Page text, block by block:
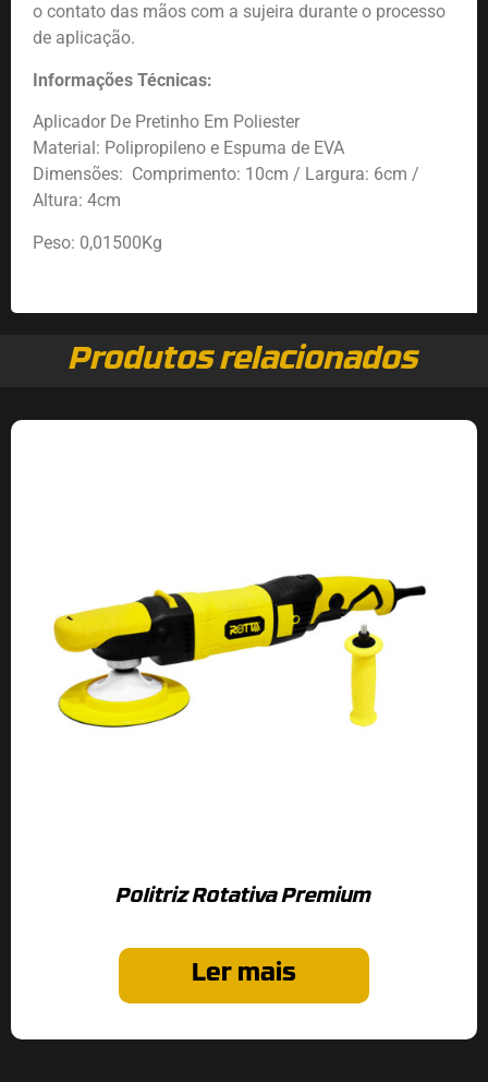
o contato das mãos com a sujeira durante o processo
de aplicação.
Informações Técnicas:
Aplicador De Pretinho Em Poliester
Material: Polipropileno e Espuma de EVA
Dimensões: Comprimento: 10cm / Largura: 6cm /
Altura: 4cm
Peso: 0,01500Kg
Produtos relacionados
Politriz Rotativa Premium
Ler mais